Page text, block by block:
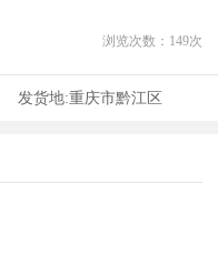
浏览次数： 149次
发货地:重庆市黔江区